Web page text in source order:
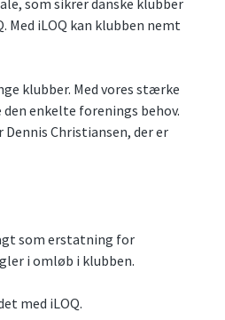
Med iLOQ kan klubben nemt
klubber. Med vores stærke
enkelte forenings behov.
Christiansen, der er
som erstatning for
i omløb i klubben.
med iLOQ.